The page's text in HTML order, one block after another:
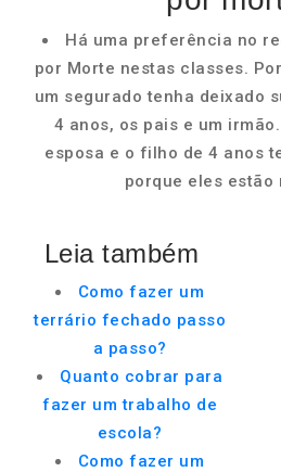
Há uma preferência no
por Morte nestas classes.
um segurado tenha deixado
4 anos, os pais e um
esposa e o filho de 4 anos
porque eles estão
Leia também
Como fazer um
terrário fechado passo
a passo?
Quanto cobrar para
fazer um trabalho de
escola?
Como fazer um